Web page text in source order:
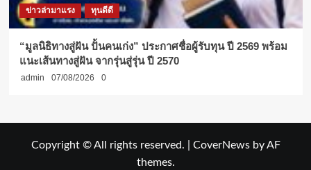
ข่าวล่ามาแรง ทุนดีดี
“มูลนิธิทางสู่ฝัน ปั้นคนเก่ง” ประกาศชื่อผู้รับทุน ปี 2569 พร้อม
แนะเส้นทางสู่ฝัน จากรุ่นสู่รุ่น ปี 2570
admin 07/08/2026 0
Copyright © All rights reserved. CoverNewsby AF
themes.